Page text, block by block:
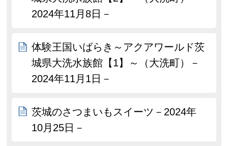
2024年11月8日－
体験王国いばらき～アクアワールド茨
城県大洗水族館【1】～（大洗町）－
2024年11月1日－
茨城のさつまいもスイーツ－2024年
10月25日－